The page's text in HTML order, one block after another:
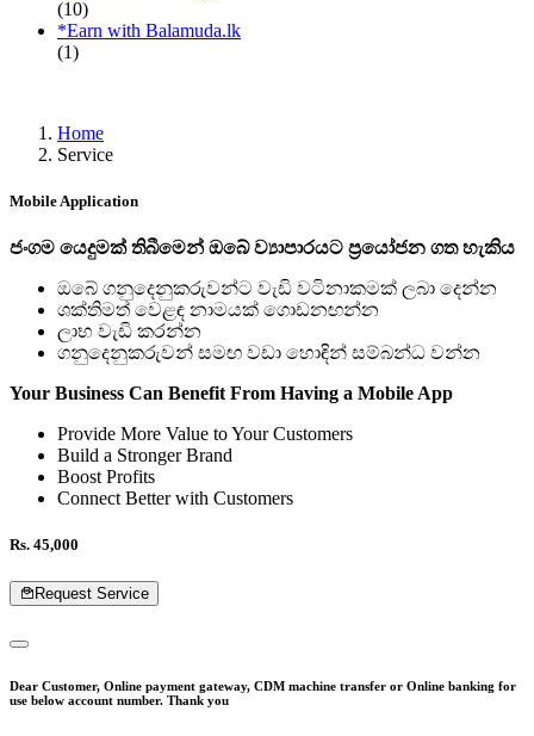
(10)
*Earn with Balamuda.lk
(1)
Home
Service
Mobile Application
ජංගම යෙදුමක් තිබීමෙන් ඔබේ ව්‍යාපාරයට ප්‍රයෝජන ගත හැකිය
ඔබේ ගනුදෙනුකරුවන්ට වැඩි වටිනාකමක් ලබා දෙන්න
ශක්තිමත් වෙළඳ නාමයක් ගොඩනඟන්න
ලාභ වැඩි කරන්න
ගනුදෙනුකරුවන් සමඟ වඩා හොඳින් සම්බන්ධ වන්න
Your Business Can Benefit From Having a Mobile App
Provide More Value to Your Customers
Build a Stronger Brand
Boost Profits
Connect Better with Customers
Rs. 45,000
Request Service
Dear Customer, Online payment gateway, CDM machine transfer or Online banking for
use below account number. Thank you